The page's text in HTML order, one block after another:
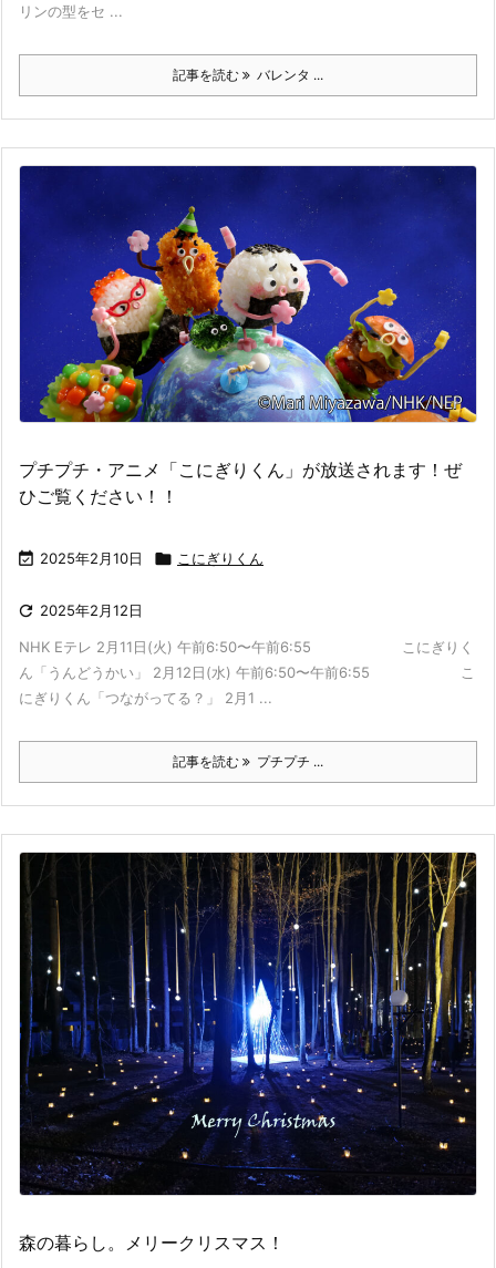
リンの型をセ ...
記事を読む バレンタ ...
プチプチ・アニメ「こにぎりくん」が放送されます！ぜ
ひご覧ください！！
 2025年2月10日  こにぎりくん
 2025年2月12日
NHK Eテレ 2月11日(火) 午前6:50〜午前6:55 こにぎりく
ん「うんどうかい」 2月12日(水) 午前6:50〜午前6:55 こ
にぎりくん「つながってる？」 2月1 ...
記事を読む プチプチ ...
森の暮らし。メリークリスマス！